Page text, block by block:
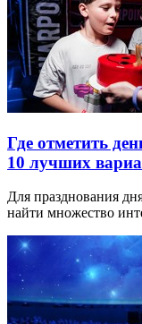
Где отметить
10 лучших
Для празднования
найти множество